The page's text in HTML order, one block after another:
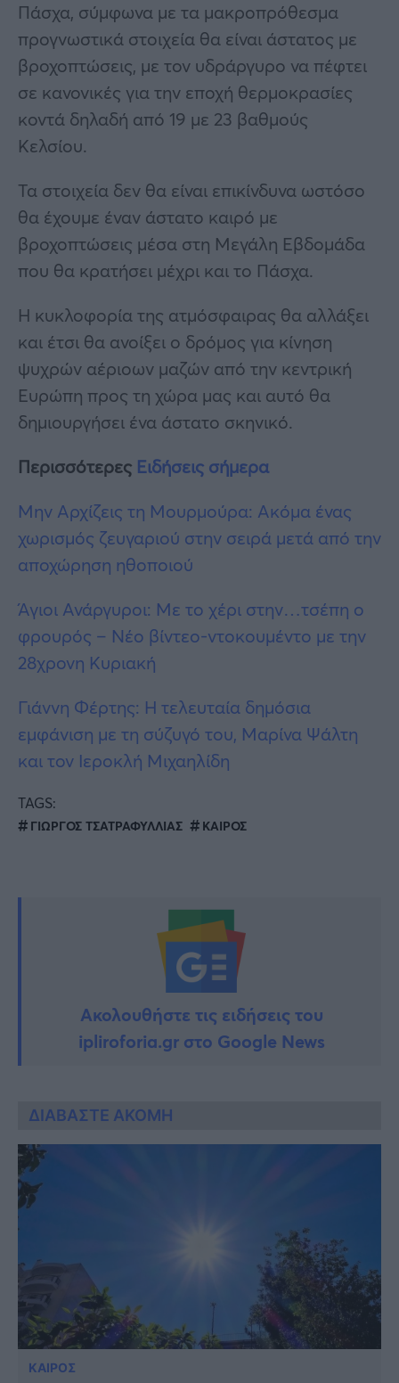
Πάσχα, σύμφωνα με τα μακροπρόθεσμα
προγνωστικά στοιχεία θα είναι άστατος με
βροχοπτώσεις, με τον υδράργυρο να πέφτει
σε κανονικές για την εποχή θερμοκρασίες
κοντά δηλαδή από 19 με 23 βαθμούς
Κελσίου.
Τα στοιχεία δεν θα είναι επικίνδυνα ωστόσο
θα έχουμε έναν άστατο καιρό με
βροχοπτώσεις μέσα στη Μεγάλη Εβδομάδα
που θα κρατήσει μέχρι και το Πάσχα.
Η κυκλοφορία της ατμόσφαιρας θα αλλάξει
και έτσι θα ανοίξει ο δρόμος για κίνηση
ψυχρών αέριοων μαζών από την κεντρική
Ευρώπη προς τη χώρα μας και αυτό θα
δημιουργήσει ένα άστατο σκηνικό.
Περισσότερες Ειδήσεις σήμερα
Μην Αρχίζεις τη Μουρμούρα: Ακόμα ένας
χωρισμός ζευγαριού στην σειρά μετά από την
αποχώρηση ηθοποιού
Άγιοι Ανάργυροι: Με το χέρι στην…τσέπη ο
φρουρός – Νέο βίντεο-ντοκουμέντο με την
28χρονη Κυριακή
Γιάννη Φέρτης: Η τελευταία δημόσια
εμφάνιση με τη σύζυγό του, Μαρίνα Ψάλτη
και τον Ιεροκλή Μιχαηλίδη
TAGS:
ΓΙΩΡΓΟΣ ΤΣΑΤΡΑΦΥΛΛΙΑΣ ΚΑΙΡΟΣ
Ακολουθήστε τις ειδήσεις του
ipliroforia.gr στο Google News
ΔΙΑΒΑΣΤΕ ΑΚΟΜΗ
ΚΑΙΡΟΣ